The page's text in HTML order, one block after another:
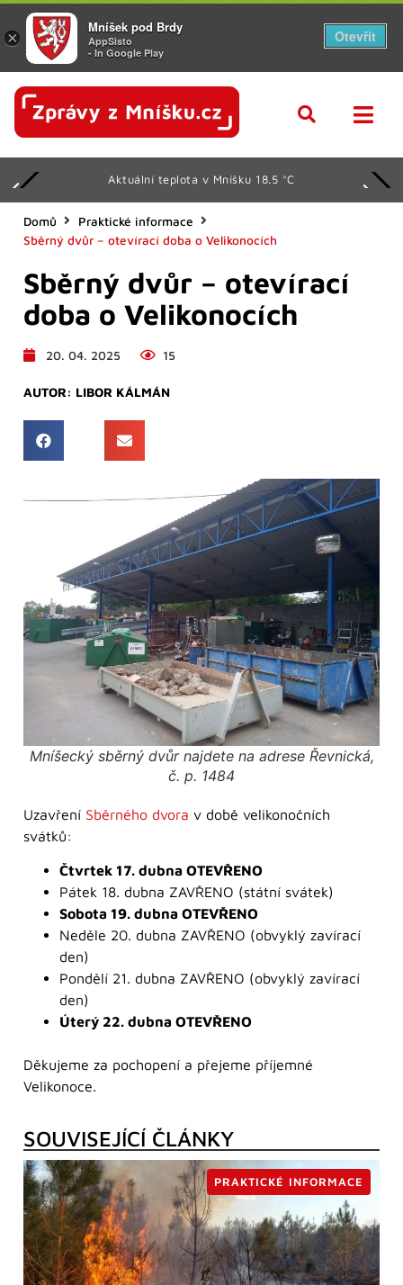
Aktuální teplota v Mníšku 18.5 °C
Domů
Praktické informace
Sběrný dvůr – otevírací doba o Velikonocích
Sběrný dvůr – otevírací
doba o Velikonocích
20. 04. 2025 15
AUTOR: LIBOR KÁLMÁN
Mníšecký sběrný dvůr najdete na adrese Řevnická,
č. p. 1484
Uzavření Sběrného dvora v době velikonočních
svátků:
Čtvrtek 17. dubna OTEVŘENO
Pátek 18. dubna ZAVŘENO (státní svátek)
Sobota 19. dubna OTEVŘENO
Neděle 20. dubna ZAVŘENO (obvyklý zavírací
den)
Pondělí 21. dubna ZAVŘENO (obvyklý zavírací
den)
Úterý 22. dubna OTEVŘENO
Děkujeme za pochopení a přejeme příjemné
Velikonoce.
SOUVISEJÍCÍ ČLÁNKY
PRAKTICKÉ INFORMACE
×
Mníšek pod Brdy
AppSisto
- In Google Play
Otevřít